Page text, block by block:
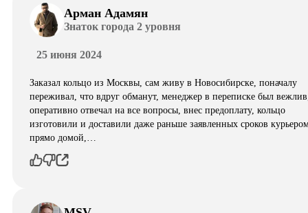
Арман Адамян
Знаток города 2 уровня
25 июня 2024
Заказал кольцо из Москвы, сам живу в Новосибирске, поначалу
переживал, что вдруг обманут, менеджер в переписке был
оперативно отвечал на все вопросы, внес предоплату, кольцо
изготовили и доставили даже раньше заявленных сроков
прямо домой,…